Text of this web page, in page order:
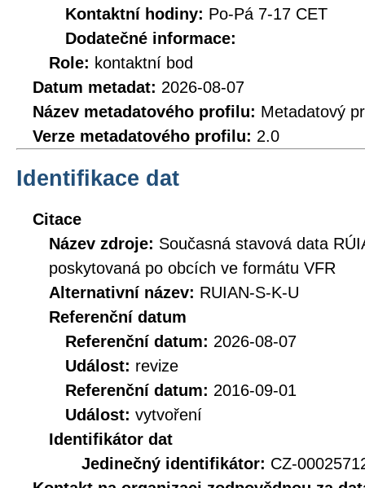
Kontaktní hodiny: Po-Pá 7-17 CET
Dodatečné informace:
Role: kontaktní bod
Datum metadat: 2026-08-07
Název metadatového profilu: Metadatový
Verze metadatového profilu: 2.0
Identifikace dat
Citace
Název zdroje: Současná stavová data
poskytovaná po obcích ve formátu VFR
Alternativní název: RUIAN-S-K-U
Referenční datum
Referenční datum: 2026-08-07
Událost: revize
Referenční datum: 2016-09-01
Událost: vytvoření
Identifikátor dat
Jedinečný identifikátor: CZ-